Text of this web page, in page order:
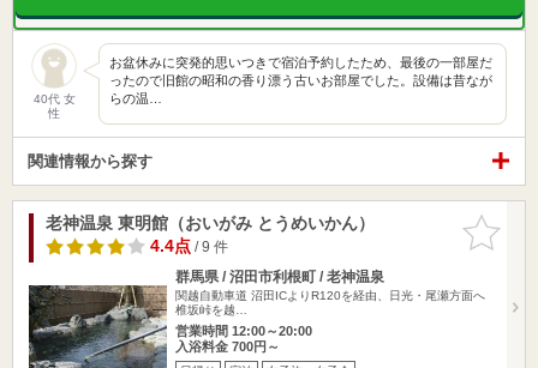
40代 女
性
お盆休みに突発的思いつきで宿泊予約したため、最後の一部屋だ
ったので旧館の昭和の香り漂う古いお部屋でした。設備は昔なが
らの温…
関連情報から探す
お気に入
りに追加
老神温泉 東明館（おいがみ とうめいかん）
4.4点/ 9 件
群馬県 / 沼田市利根町 / 老神温泉
関越自動車道 沼田ICよりR120を経由、日光・尾瀬方面へ
椎坂峠を越…
営業時間 12:00～20:00
入浴料金 700円～